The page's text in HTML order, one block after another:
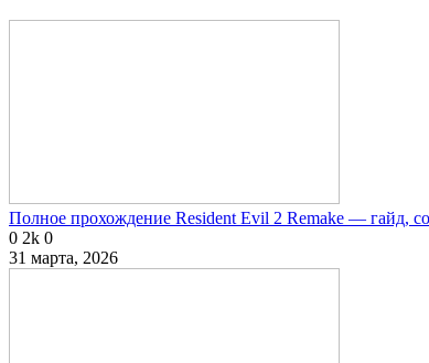
Полное прохождение Resident Evil 2 Remake — гайд,
0 2k 0
31 марта, 2026